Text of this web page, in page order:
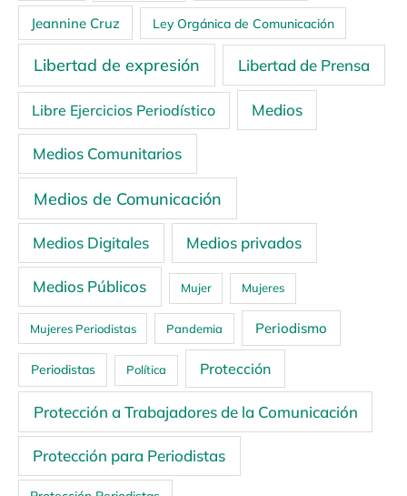
Jeannine Cruz Ley Orgánica de Comunicación
Libertad de expresión Libertad de Prensa
Libre Ejercicios Periodístico Medios
Medios Comunitarios
Medios de Comunicación
Medios Digitales Medios privados
Medios Públicos Mujer Mujeres
Mujeres Periodistas Pandemia Periodismo
Periodistas Política Protección
Protección a Trabajadores de la Comunicación
Protección para Periodistas